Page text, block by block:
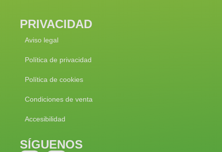
PRIVACIDAD
Aviso legal
Política de privacidad
Política de cookies
Condiciones de venta
Accesibilidad
SÍGUENOS